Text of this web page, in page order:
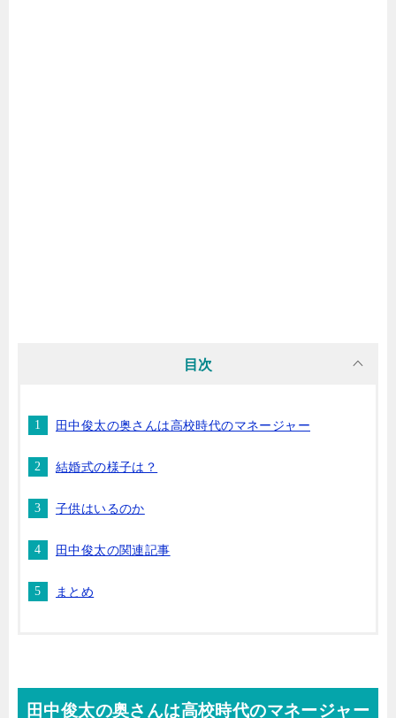
目次
田中俊太の奥さんは高校時代のマネージャー
結婚式の様子は？
子供はいるのか
田中俊太の関連記事
まとめ
田中俊太の奥さんは高校時代のマネージャー